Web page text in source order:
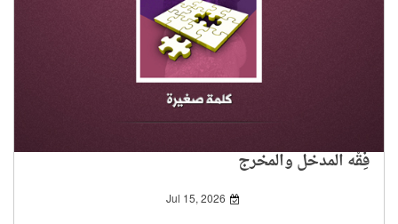
فِقْه المدخل والمخرج
Jul 15, 2026